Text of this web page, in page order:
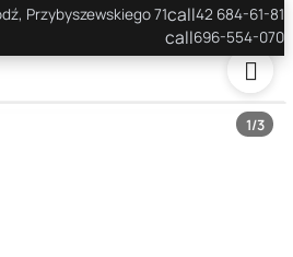
Przybyszewskiego 71call42 684-61-81
call696-554-070
1/3
